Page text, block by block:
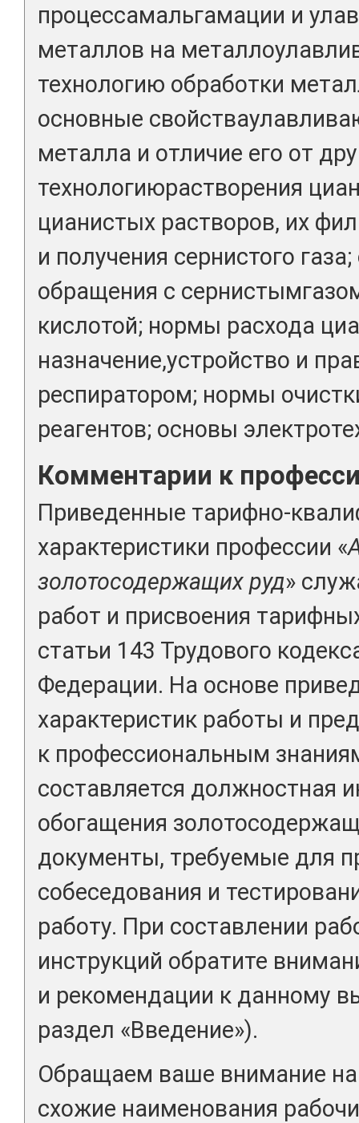
процессамальгамации и
металлов на
технологию обработки
основные
металла и отличие его от
технологиюрастворения
цианистых растворов, их
и получения сернистого
обращения с
кислотой; нормы расхода
назначение,устройство и
респиратором; нормы
реагентов; основы
Комментарии к
Приведенные тарифно-
характеристики профессии «
золотосодержащих руд»
работ и присвоения
статьи 143 Трудового
Федерации. На основе
характеристик работы и
к профессиональным
составляется должностная
обогащения
документы, требуемые для
собеседования и
работу. При составлении
инструкций обратите
и рекомендации к данному
раздел «Введение»).
Обращаем ваше внимание на
схожие наименования